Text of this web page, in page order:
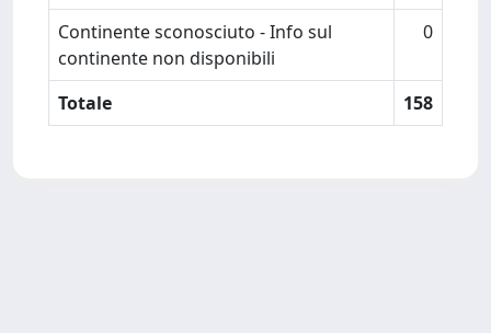
Continente sconosciuto - Info sul
continente non disponibili
0
Totale 158